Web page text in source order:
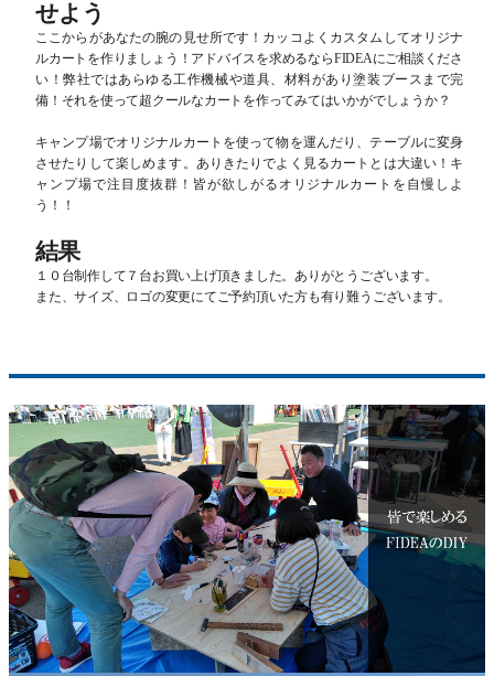
せよう
ここからがあなたの腕の見せ所です！カッコよくカスタムしてオリジナ
ルカートを作りましょう！アドバイスを求めるならFIDEAにご相談くださ
い！弊社ではあらゆる工作機械や道具、材料があり塗装ブースまで完
備！それを使って超クールなカートを作ってみてはいかがでしょうか？
キャンプ場でオリジナルカートを使って物を運んだり、テーブルに変身
させたりして楽しめます。ありきたりでよく見るカートとは大違い！キ
ャンプ場で注目度抜群！皆が欲しがるオリジナルカートを自慢しよ
う！！
結果
１０台制作して７台お買い上げ頂きました。ありがとうございます。
また、サイズ、ロゴの変更にてご予約頂いた方も有り難うございます。